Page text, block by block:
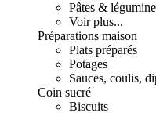
Pâtes &
Voir plus...
Préparations maison
Plats préparés
Potages
Sauces, coulis,
Coin sucré
Biscuits